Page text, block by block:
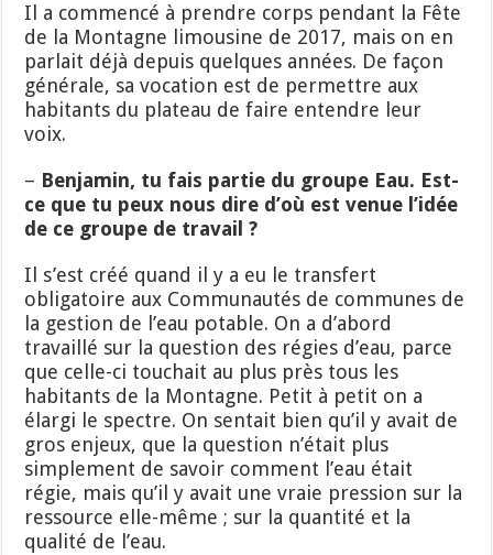
Il a commencé à prendre corps pendant la Fête
de la Montagne limousine de 2017, mais on en
parlait déjà depuis quelques années. De façon
générale, sa vocation est de permettre aux
habitants du plateau de faire entendre leur
voix.
– Benjamin, tu fais partie du groupe Eau. Est-
ce que tu peux nous dire d’où est venue l’idée
de ce groupe de travail ?
Il s’est créé quand il y a eu le transfert
obligatoire aux Communautés de communes de
la gestion de l’eau potable. On a d’abord
travaillé sur la question des régies d’eau, parce
que celle-ci touchait au plus près tous les
habitants de la Montagne. Petit à petit on a
élargi le spectre. On sentait bien qu’il y avait de
gros enjeux, que la question n’était plus
simplement de savoir comment l’eau était
régie, mais qu’il y avait une vraie pression sur la
ressource elle-même ; sur la quantité et la
qualité de l’eau.